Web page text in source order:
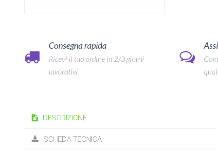
Consegna rapida
Ricevi il tuo ordine in 2/3 giorni
lavorativi
DESCRIZIONE
SCHEDA TECNICA